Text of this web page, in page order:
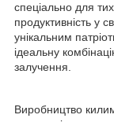
спеціально для
продуктивність у
унікальним
ідеальну
залучення.
Виробництво